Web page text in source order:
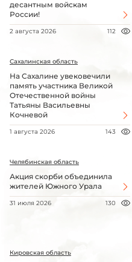
десантным войскам
России!
2 августа 2026 112
Сахалинская область
На Сахалине увековечили
память участника Великой
Отечественной войны
Татьяны Васильевны
Кочневой
1 августа 2026 143
Челябинская область
Акция скорби объединила
жителей Южного Урала
31 июля 2026 130
Кировская область